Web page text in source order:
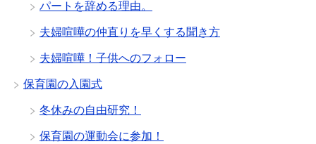
パートを辞める理由。
夫婦喧嘩の仲直りを早くする聞き方
夫婦喧嘩！子供へのフォロー
保育園の入園式
冬休みの自由研究！
保育園の運動会に参加！